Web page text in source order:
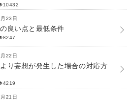
10432
23日
良い点と最低条件
8247
22日
り妄想が発生した場合の対応方
4219
21日